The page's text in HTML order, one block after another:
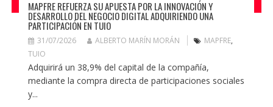
MAPFRE REFUERZA SU APUESTA POR LA INNOVACIÓN Y
DESARROLLO DEL NEGOCIO DIGITAL ADQUIRIENDO UNA
PARTICIPACIÓN EN TUIO
31/07/2026 ALBERTO MARÍN MORÁN MAPFRE,
TUIO
Adquirirá un 38,9% del capital de la compañía,
mediante la compra directa de participaciones sociales
y...